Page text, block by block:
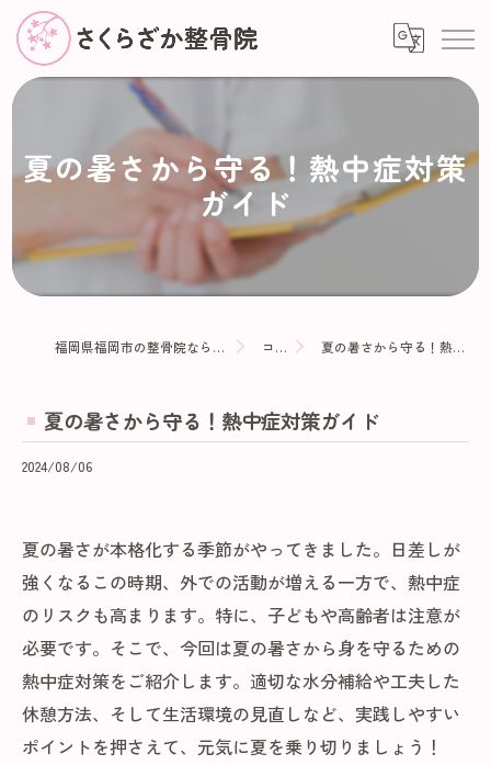
夏の暑さから守る！熱中症対策
ガイド
福岡県福岡市の整骨院ならさくらざか整骨院 コラム 夏の暑さから守る！熱中症対策ガイド
夏の暑さから守る！熱中症対策ガイド
2024/08/06
夏の暑さが本格化する季節がやってきました。日差しが
強くなるこの時期、外での活動が増える一方で、熱中症
のリスクも高まります。特に、子どもや高齢者は注意が
必要です。そこで、今回は夏の暑さから身を守るための
熱中症対策をご紹介します。適切な水分補給や工夫した
休憩方法、そして生活環境の見直しなど、実践しやすい
ポイントを押さえて、元気に夏を乗り切りましょう！